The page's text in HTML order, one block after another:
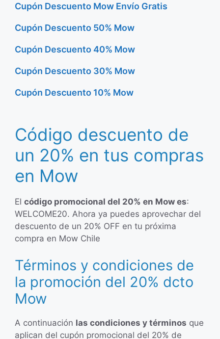
Cupón Descuento Mow Envío Gratis
Cupón Descuento 50% Mow
Cupón Descuento 40% Mow
Cupón Descuento 30% Mow
Cupón Descuento 10% Mow
Código descuento de
un 20% en tus compras
en Mow
El código promocional del 20% en Mow es:
WELCOME20. Ahora ya puedes aprovechar del
descuento de un 20% OFF en tu próxima
compra en Mow Chile
Términos y condiciones de
la promoción del 20% dcto
Mow
A continuación las condiciones y términos que
aplican del cupón promocional del 20% de